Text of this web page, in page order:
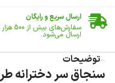
ارسال سریع و رایگان
سفارش‌های بیش از 500 هزار
ارسال می‌شود.
تا 14 روز پس از تحویل کالا می‌توانید آن را برگشت دهید.
امکان پرداخت در محل
توضیحات
سنجاق سر دخترانه